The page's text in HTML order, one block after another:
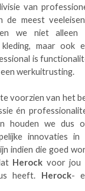
van
meest
we niet alleen
maar ook
is
werkuitrusting.
voorzien van het
én
houden we dus
innovaties in
indien die goed
Herock voor jou
heeft. Herock-